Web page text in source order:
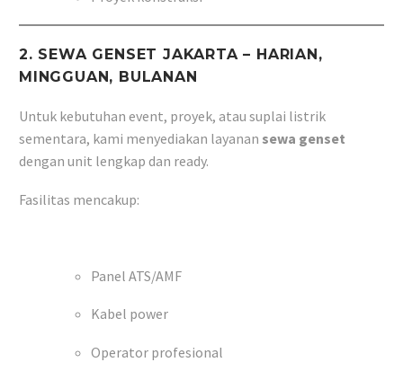
2. SEWA GENSET JAKARTA – HARIAN,
MINGGUAN, BULANAN
Untuk kebutuhan event, proyek, atau suplai listrik
sementara, kami menyediakan layanan sewa genset
dengan unit lengkap dan ready.
Fasilitas mencakup:
Panel ATS/AMF
Kabel power
Operator profesional